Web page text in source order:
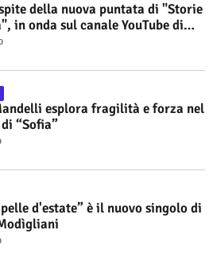
della nuova puntata di "Storie
in onda sul canale YouTube di
esplora fragilità e forza nel
“Sofia”
d'estate” è il nuovo singolo di